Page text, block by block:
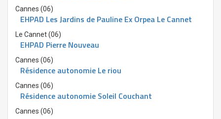
Cannes (06)
EHPAD Les Jardins de Pauline Ex Orpea Le Cannet
Le Cannet (06)
EHPAD Pierre Nouveau
Cannes (06)
Résidence autonomie Le riou
Cannes (06)
Résidence autonomie Soleil Couchant
Cannes (06)